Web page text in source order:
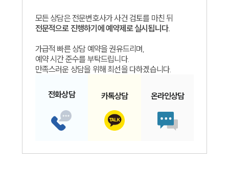
모든 상담은 전문변호사가 사건 검토를 마친 뒤
전문적으로 진행하기에 예약제로 실시됩니다.
가급적 빠른 상담 예약을 권유드리며,
예약 시간 준수를 부탁드립니다.
만족스러운 상담을 위해 최선을 다하겠습니다.
전화상담 카톡상담 온라인상담